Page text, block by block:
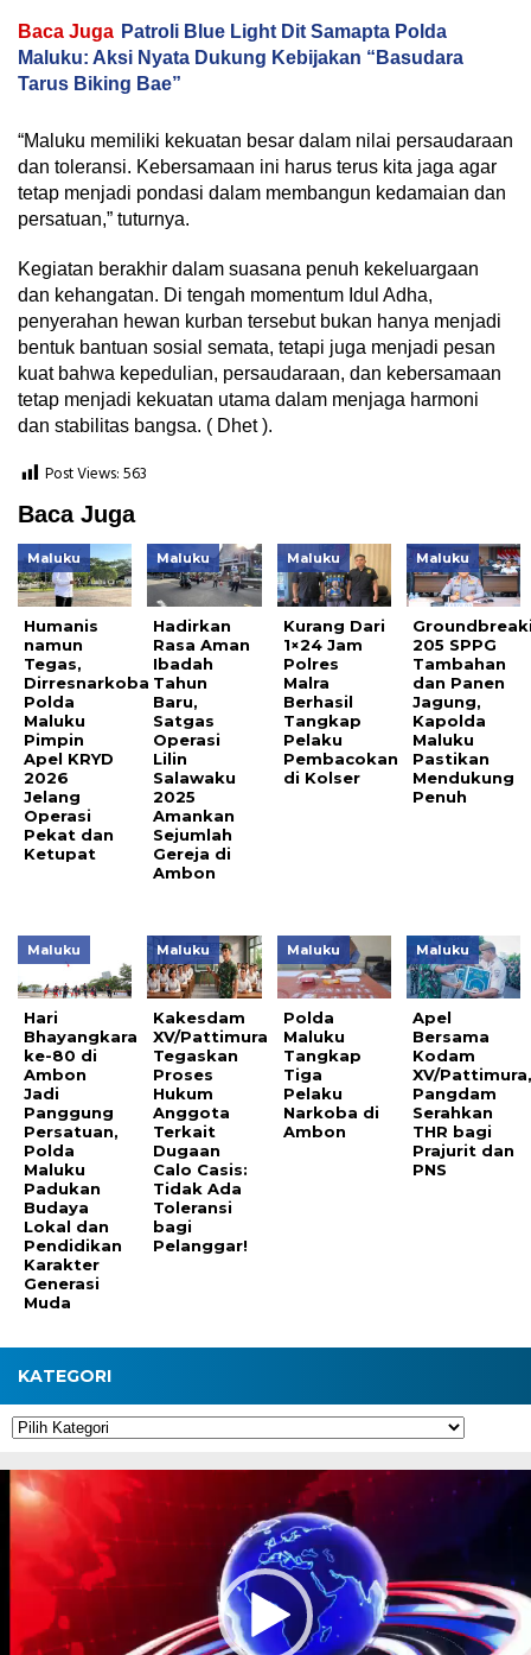
Baca Juga Patroli Blue Light Dit Samapta Polda
Maluku: Aksi Nyata Dukung Kebijakan “Basudara
Tarus Biking Bae”
“Maluku memiliki kekuatan besar dalam nilai persaudaraan
dan toleransi. Kebersamaan ini harus terus kita jaga agar
tetap menjadi pondasi dalam membangun kedamaian dan
persatuan,” tuturnya.
Kegiatan berakhir dalam suasana penuh kekeluargaan
dan kehangatan. Di tengah momentum Idul Adha,
penyerahan hewan kurban tersebut bukan hanya menjadi
bentuk bantuan sosial semata, tetapi juga menjadi pesan
kuat bahwa kepedulian, persaudaraan, dan kebersamaan
tetap menjadi kekuatan utama dalam menjaga harmoni
dan stabilitas bangsa. ( Dhet ).
Post Views:563
Baca Juga
Maluku
Humanis
namun
Tegas,
Dirresnarkoba
Polda
Maluku
Pimpin
Apel KRYD
2026
Jelang
Operasi
Pekat dan
Ketupat
Maluku
Hadirkan
Rasa Aman
Ibadah
Tahun
Baru,
Satgas
Operasi
Lilin
Salawaku
2025
Amankan
Sejumlah
Gereja di
Ambon
Maluku
Kurang Dari
1×24 Jam
Polres
Malra
Berhasil
Tangkap
Pelaku
Pembacokan
di Kolser
Maluku
205 SPPG
Tambahan
dan Panen
Jagung,
Kapolda
Maluku
Pastikan
Mendukung
Penuh
Maluku
Hari
Bhayangkara
ke-80 di
Ambon
Jadi
Panggung
Persatuan,
Polda
Maluku
Padukan
Budaya
Lokal dan
Pendidikan
Karakter
Generasi
Muda
Maluku
Kakesdam
XV/Pattimura
Tegaskan
Proses
Hukum
Anggota
Terkait
Dugaan
Calo Casis:
Tidak Ada
Toleransi
bagi
Pelanggar!
Maluku
Polda
Maluku
Tangkap
Tiga
Pelaku
Narkoba di
Ambon
Maluku
Apel
Bersama
Kodam
XV/
Pangdam
Serahkan
THR bagi
Prajurit dan
PNS
KATEGORI
Kategori
Pemutar
Video